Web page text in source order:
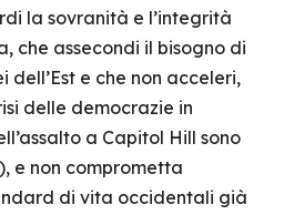
la sovranità e l’integrità
che assecondi il bisogno di
e che non acceleri,
delle democrazie in
a Capitol Hill sono
e non comprometta
di vita occidentali già